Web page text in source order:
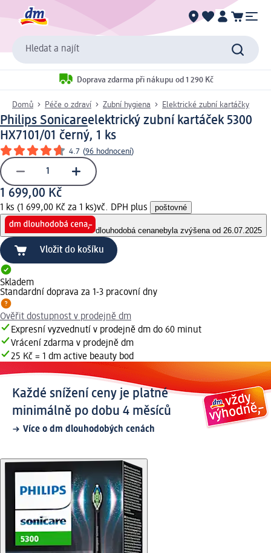
Hledat a najít
Doprava zdarma při nákupu od 1 290 Kč
Domů Péče o zdraví Zubní hygiena Elektrické zubní kartáčky
Philips Sonicareelektrický zubní kartáček 5300
HX7101/01 černý, 1 ks
4.7 (96 hodnocení)
1 699,00 Kč
1 ks (1 699,00 Kč za 1 ks)vč. DPH plus poštovné
dlouhodobá cenanebyla zvýšena od 26.07.2025
Vložit do košíku
Skladem
Standardní doprava za 1-3 pracovní dny
Ověřit dostupnost v prodejně dm
Expresní vyzvednutí v prodejně dm do 60 minut
Vrácení zdarma v prodejně dm
25 Kč = 1 dm active beauty bod
Každé snížení ceny je platné
minimálně po dobu 4 měsíců
Více o dm dlouhodobých cenách